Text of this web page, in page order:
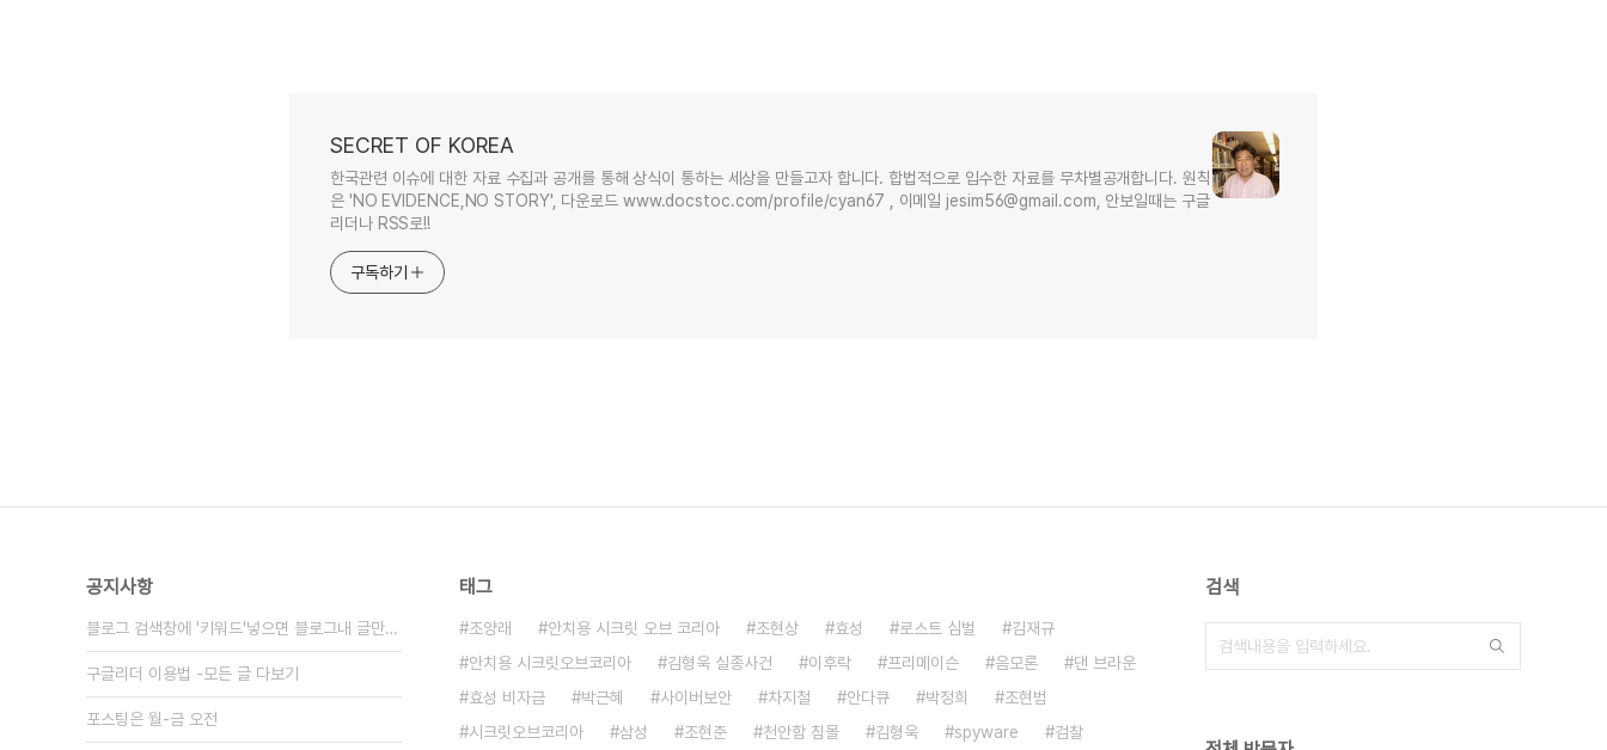
SECRET OF KOREA
한국관련 이슈에 대한 자료 수집과 공개를 통해 상식이 통하는 세상을 만들고자 합니다. 합법적으로 입수한 자료를 무차별공개합니다. 원칙
은 'NO EVIDENCE,NO STORY', 다운로드 www.docstoc.com/profile/cyan67 , 이메일 jesim56@gmail.com, 안보일때는 구글
리더나 RSS로!!
구독하기
공지사항
블로그 검색창에 '키워드'넣으면 블로그내 글만 검색
구글리더 이용법 -모든 글 다보기
포스팅은 월-금 오전
태그
조양래 안치용 시크릿 오브 코리아 조현상 효성 로스트 심벌
김재규
안치용 시크릿오브코리아
김형욱 실종사건 이후락 프리메이슨 음모론
댄 브라운
효성 비자금
박근혜 사이버보안 차지철 안다큐 박정희
조현범
시크릿오브코리아
삼성 조현준 천안함 침몰 김형욱 spyware 검찰
검색